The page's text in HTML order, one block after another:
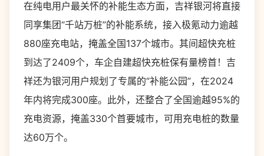
在纯电用户最关怀的补能生态方面，吉祥银河将直接
同享集团“千站万桩”的补能系统，接入极氪动力逾越
880座充电站，掩盖全国137个城市。其间超快充桩
到达了2409个，车企自建超快充桩保有量榜首！吉
祥还为银河用户规划了专属的“补能公园”，在2024
年内将完成300座。此外，还整合了全国逾越95%的
充电资源，掩盖330个首要城市，可用充电桩的数量
达60万个。